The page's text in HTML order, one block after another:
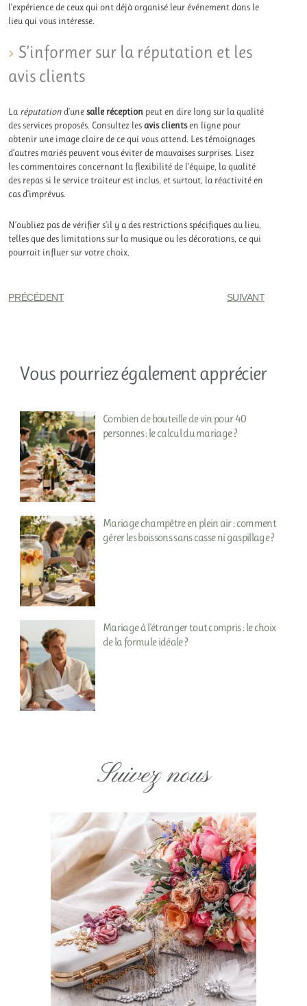
l’expérience de ceux qui ont déjà organisé leur événement dans le
lieu qui vous intéresse.
S’informer sur la réputation et les
avis clients
La réputationd’unesalle réception peut en dire long sur la qualité
des services proposés. Consultez lesavis clientsen ligne pour
obtenir une image claire de ce qui vous attend. Les témoignages
d’autres mariés peuvent vous éviter de mauvaises surprises. Lisez
les commentaires concernant la flexibilité de l’équipe, la qualité
des repas si le service traiteur est inclus, et surtout, la réactivité en
cas d’imprévus.
N’oubliez pas de vérifier s’il y a des restrictions spécifiques au lieu,
telles que des limitations sur la musique ou les décorations, ce qui
pourrait influer sur votre choix.
PRÉCÉDENT SUIVANT
Vous pourriez également apprécier
Combien de bouteille de vin pour 40
personnes : le calcul du mariage ?
Mariage champêtre en plein air : comment
gérer les boissons sans casse ni gaspillage ?
Mariage à l’étranger tout compris : le choix
de la formule idéale ?
Suivez nous